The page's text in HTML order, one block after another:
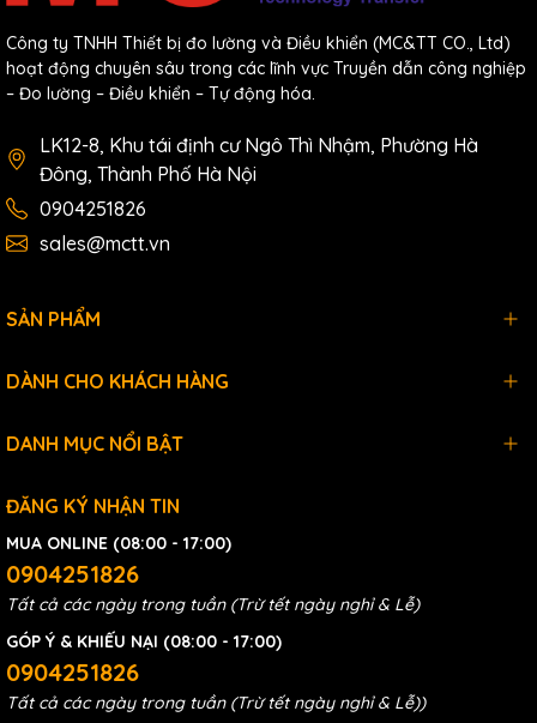
Công ty TNHH Thiết bị đo lường và Điều khiển (MC&TT CO., Ltd)
hoạt động chuyên sâu trong các lĩnh vực Truyền dẫn công nghiệp
– Đo lường – Điều khiển – Tự động hóa.
LK12-8, Khu tái định cư Ngô Thì Nhậm, Phường Hà
Đông, Thành Phố Hà Nội
0904251826
sales@mctt.vn
SẢN PHẨM
DÀNH CHO KHÁCH HÀNG
DANH MỤC NỔI BẬT
ĐĂNG KÝ NHẬN TIN
MUA ONLINE (08:00 - 17:00)
0904251826
Tất cả các ngày trong tuần (Trừ tết ngày nghỉ & Lễ)
GÓP Ý & KHIẾU NẠI (08:00 - 17:00)
0904251826
Tất cả các ngày trong tuần (Trừ tết ngày nghỉ & Lễ))